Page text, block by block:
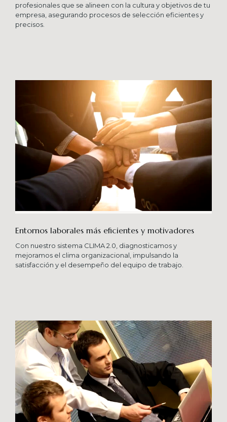
profesionales que se alineen con la cultura y objetivos de tu
empresa, asegurando procesos de selección eficientes y
precisos.
Entornos laborales más eficientes y motivadores
Con nuestro sistema CLIMA 2.0, diagnosticamos y
mejoramos el clima organizacional, impulsando la
satisfacción y el desempeño del equipo de trabajo.